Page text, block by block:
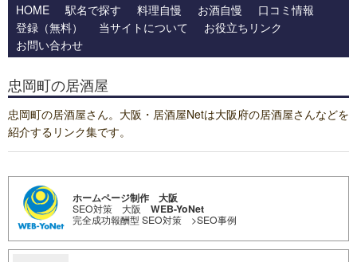
HOME 駅名で探す 料理自慢 お酒自慢
口コミ情報
登録（無料）
当サイトについて
お役立ちリンク
お問い合わせ
忠岡町の居酒屋
忠岡町の居酒屋さん。大阪・居酒屋Netは大阪府の居酒屋さんなどを
紹介するリンク集です。
ホームページ制作 大阪
SEO対策 大阪 WEB-YoNet
完全成功報酬型 SEO対策 >SEO事例